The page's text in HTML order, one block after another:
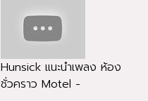
Hunsick แนะนำเพลง ห้อง
ชั่วคราว Motel -